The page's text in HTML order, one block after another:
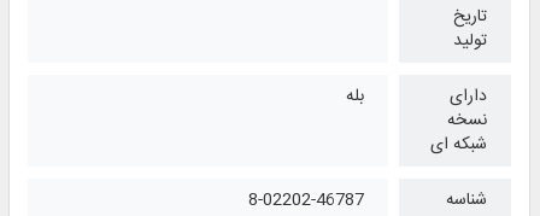
تاریخ
تولید
دارای
نسخه
شبکه ای
بله
شناسه
8-02202-46787